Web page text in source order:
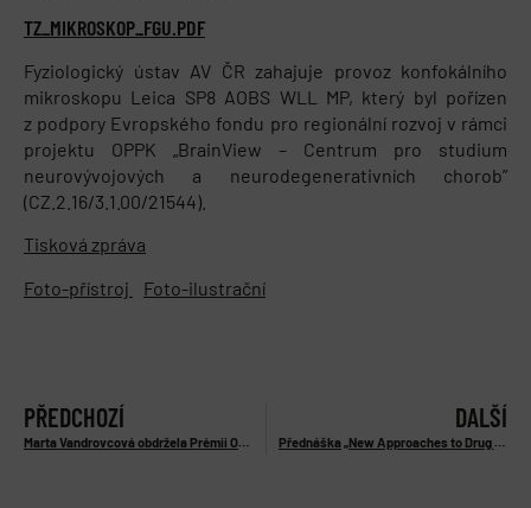
TZ_MIKROSKOP_FGU.PDF
Fyziologický ústav AV ČR zahajuje provoz konfokálního
mikroskopu Leica SP8 AOBS WLL MP, který byl pořízen
z podpory Evropského fondu pro regionální rozvoj v rámci
projektu OPPK „BrainView – Centrum pro studium
neurovývojových a neurodegenerativních chorob”
(CZ.2.16/3.1.00/21544).
Tisková zpráva
Foto-přístroj
Foto-ilustrační
PŘEDCHOZÍ
Marta Vandrovcová obdržela Prémii Otto Wichterleho
DALŠÍ
Přednáška „New Approaches to Drug Design: Multivalency in Drug Design for the Disease State“